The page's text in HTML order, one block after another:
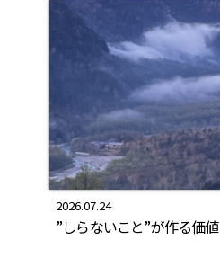
2026.07.24
”しらないこと”が作る価値